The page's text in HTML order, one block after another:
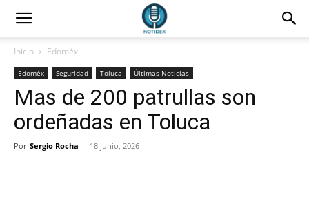
Inicio Edoméx
Edoméx Seguridad Toluca Últimas Noticias
Mas de 200 patrullas son
ordeñadas en Toluca
Por Sergio Rocha - 18 junio, 2026